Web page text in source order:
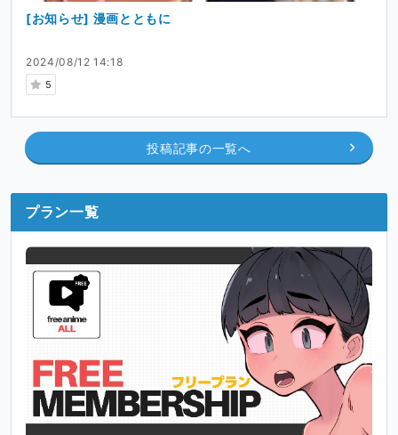
2024/08/12 14:18
5
[お知らせ] 漫画とともに
投稿記事の一覧へ
プラン一覧